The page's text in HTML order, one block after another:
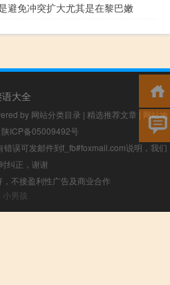
避免冲突扩大尤其是在黎巴嫩
大全
by 网站分类目录 | 精选推荐文章 | 网站地
陕ICP备05009492号
误可发邮件到f_fb#foxmail.com说明，我们
纠正，谢谢
不接盈利性广告及商业合作
小男孩